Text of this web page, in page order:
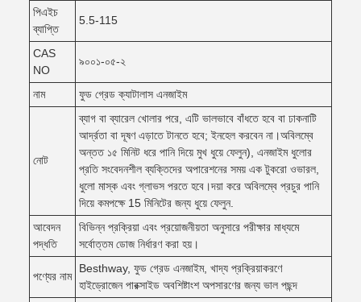
পিএইচ
ব্যাপ্তি
5.5-115
CAS
NO
৯০০১-০৫-২
নাম ফুড গ্রেড ক্যাটালাস এনজাইম
নোট
ব্যাগ বা ব্যারেল খোলার পরে, এটি ভালভাবে বাঁধতে হবে বা ঢাকনাটি
আর্দ্রতা বা দূষণ এড়াতে টানতে হবে; ইনহেল করবেন না।অবিলম্বে
অন্তত ১৫ মিনিট ধরে পানি দিয়ে মুখ ধুয়ে ফেলুন), এনজাইম ধুলোর
প্রতি সংবেদনশীল ব্যক্তিদের অপারেশনের সময় এক টুকরো ওভারল,
ধুলো মাস্ক এবং গ্লাভস পরতে হবে।দয়া করে অবিলম্বে প্রচুর পানি
দিয়ে কমপক্ষে 15 মিনিটের জন্য ধুয়ে ফেলুন.
আবেদন
পদ্ধতি
বিভিন্ন প্রক্রিয়া এবং প্রয়োজনীয়তা অনুসারে পরীক্ষার মাধ্যমে
সর্বোত্তম ডোজ নির্ধারণ করা হয়।
পণ্যের নাম
Besthway, ফুড গ্রেড এনজাইম, খাদ্য প্রক্রিয়াকরণে
হাইড্রোজেন পারক্সাইড অবশিষ্টাংশ অপসারণের জন্য ভাল পছন্দ